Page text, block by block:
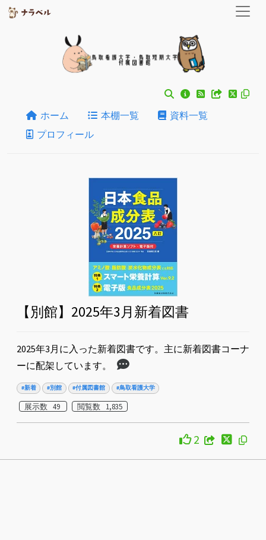
ホーム 本棚一覧
資料一覧
プロフィール
【別館】2025年3月新着図書
2025年3月に入った新着図書です。主に新着図書コーナ
ーに配架しています。
#新着 #別館 #付属図書館 #鳥取看護大学
展示数 49 閲覧数 1,835
2